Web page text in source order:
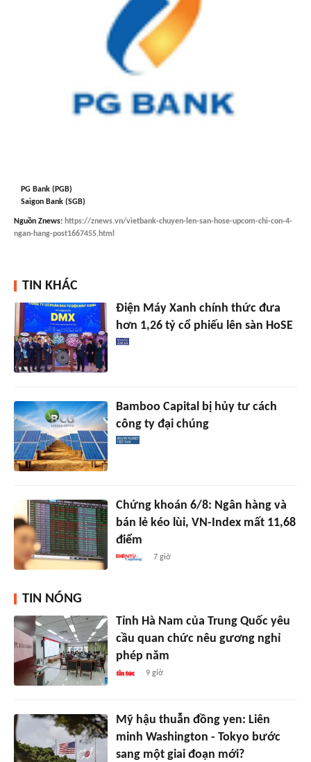
PG Bank (PGB)
Saigon Bank (SGB)
Nguồn Znews: https://znews.vn/vietbank-chuyen-len-san-hose-upcom-chi-con-4-
ngan-hang-post1667455.html
TIN KHÁC
Điện Máy Xanh chính thức đưa
hơn 1,26 tỷ cổ phiếu lên sàn HoSE
Bamboo Capital bị hủy tư cách
công ty đại chúng
Chứng khoán 6/8: Ngân hàng và
bán lẻ kéo lùi, VN-Index mất 11,68
điểm
7 giờ
TIN NÓNG
Tỉnh Hà Nam của Trung Quốc yêu
cầu quan chức nêu gương nghỉ
phép năm
9 giờ
Mỹ hậu thuẫn đồng yen: Liên
minh Washington - Tokyo bước
sang một giai đoạn mới?